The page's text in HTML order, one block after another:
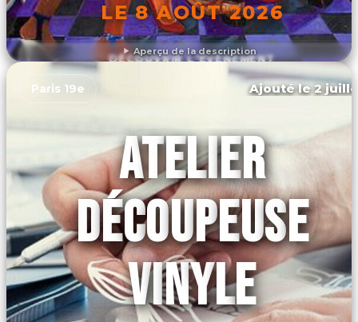
Aperçu de la description
LE 8 AOÛT 2026
DÉCOUVRIR L'ÉVÉNEMENT
Paris 19e Ajouté le 2
ATELIER
DÉCOUPEUSE
VINYLE